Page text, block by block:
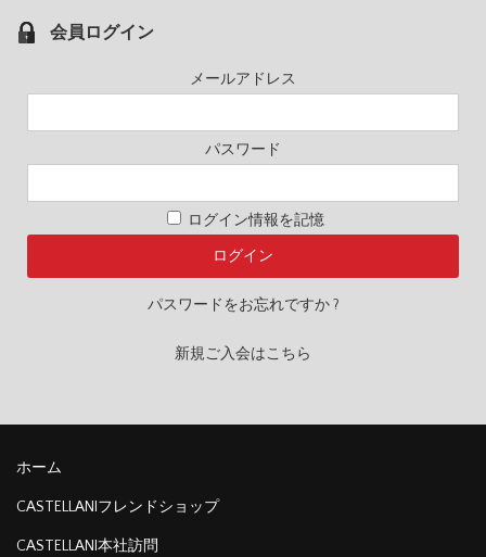
会員ログイン
メールアドレス
パスワード
ログイン情報を記憶
パスワードをお忘れですか ?
新規ご入会はこちら
ホーム
CASTELLANIフレンドショップ
CASTELLANI本社訪問